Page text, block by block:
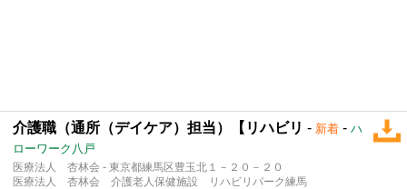
介護職（通所（デイケア）担当）【リハビリ - 新着 - ハ
ローワーク八戸
医療法人 杏林会 - 東京都練馬区豊玉北１－２０－２０
医療法人 杏林会 介護老人保健施設 リハビリパーク練馬